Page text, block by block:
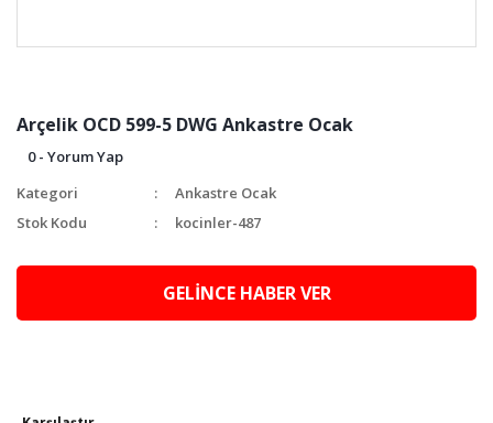
Arçelik OCD 599-5 DWG Ankastre Ocak
0 - Yorum Yap
Kategori
Ankastre Ocak
Stok Kodu
kocinler-487
GELİNCE HABER VER